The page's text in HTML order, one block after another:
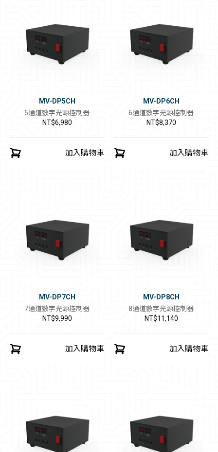
MV-DP5CH
5通道數字光源控制器
NT$6,980
加入購物車
MV-DP6CH
6通道數字光源控制器
NT$8,370
加入購物車
MV-DP7CH
7通道數字光源控制器
NT$9,990
加入購物車
MV-DP8CH
8通道數字光源控制器
NT$11,140
加入購物車